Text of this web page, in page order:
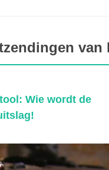
van
Wie wordt de